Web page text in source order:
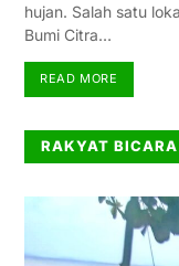
hujan. Salah satu
Bumi Citra…
READ MORE
RAKYAT BICARA